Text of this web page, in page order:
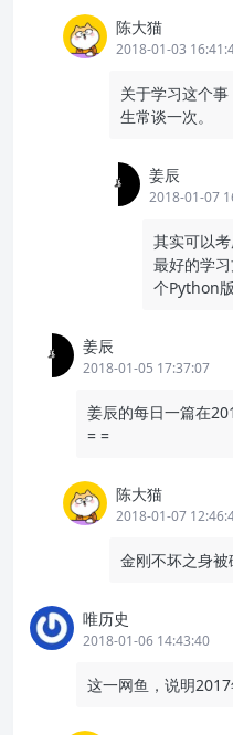
陈大猫
2018-01-03
关于学习这个
生常谈一次。
姜辰
2018-01-07
其实可以考
最好的学
个Python
姜辰
2018-01-05 17:37:07
姜辰的每日一篇在
= =
陈大猫
2018-01-07
金刚不坏之身被
唯历史
2018-01-06 14:43:40
这一网鱼，说明